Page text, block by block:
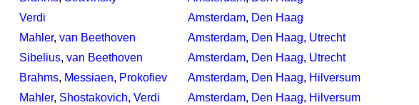
Verdi Amsterdam, Den Haag
Mahler, van Beethoven Amsterdam, Den Haag, Utrecht
Sibelius, van Beethoven Amsterdam, Den Haag, Utrecht
Brahms, Messiaen, Prokofiev Amsterdam, Den Haag, Hilversum
Mahler, Shostakovich, Verdi Amsterdam, Den Haag, Hilversum